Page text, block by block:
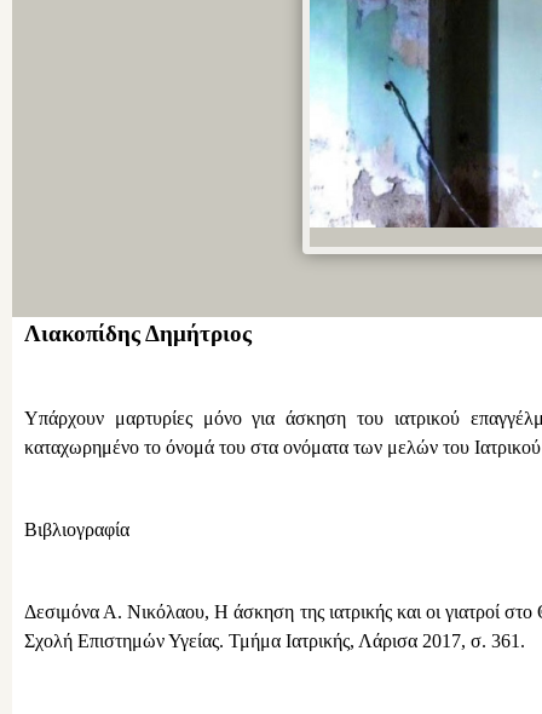
Λιακοπίδης Δημήτριος
Υπάρχουν μαρτυρίες μόνο για άσκηση του ιατρικού
καταχωρημένο το όνομά του στα ονόματα των μελών του
Βιβλιογραφία
Δεσιμόνα Α. Νικόλαου, Η άσκηση της ιατρικής και οι γιατροί
Σχολή Επιστημών Υγείας. Τμήμα Ιατρικής, Λάρισα 2017, σ. 361.